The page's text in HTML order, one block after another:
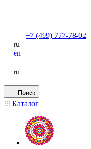
+7 (499) 777-78-02
ru
en
ru
Поиск
Каталог